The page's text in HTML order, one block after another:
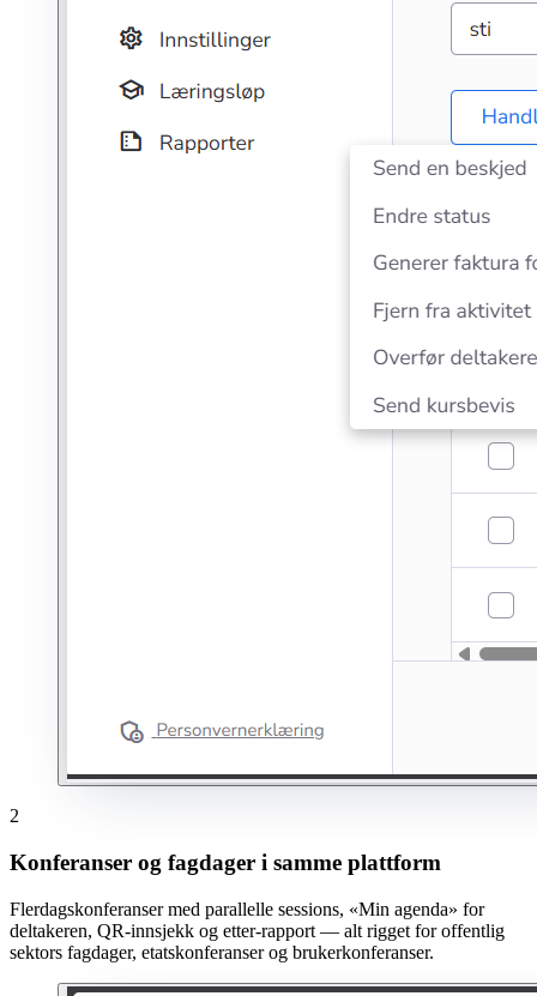
2
Konferanser og fagdager i samme plattform
Flerdagskonferanser med parallelle sessions, «Min agenda» for
deltakeren, QR-innsjekk og etter-rapport — alt rigget for offentlig
sektors fagdager, etatskonferanser og brukerkonferanser.